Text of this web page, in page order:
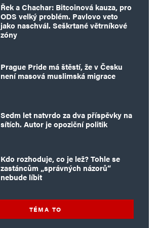
Řek a Chachar: Bitcoinová kauza, pro
ODS velký problém. Pavlovo veto
jako naschvál. Seškrtané větrníkové
zóny
Prague Pride má štěstí, že v Česku
není masová muslimská migrace
Sedm let natvrdo za dva příspěvky na
sítích. Autor je opoziční politik
Kdo rozhoduje, co je lež? Tohle se
zastáncům „správných názorů“
nebude líbit
TÉMA TO